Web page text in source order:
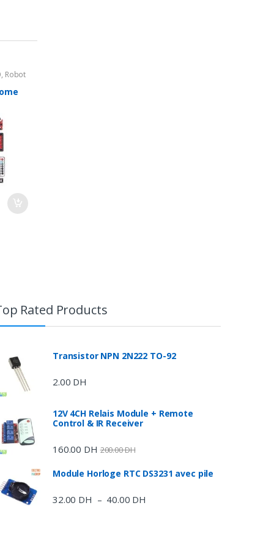
, Robot
Rated Products
Transistor NPN 2N222 TO-92
2.00 DH
12V 4CH Relais Module + Remote
Control & IR Receiver
160.00 DH 200.00DH
Module Horloge RTC DS3231 avec pile
32.00 DH – 40.00 DH